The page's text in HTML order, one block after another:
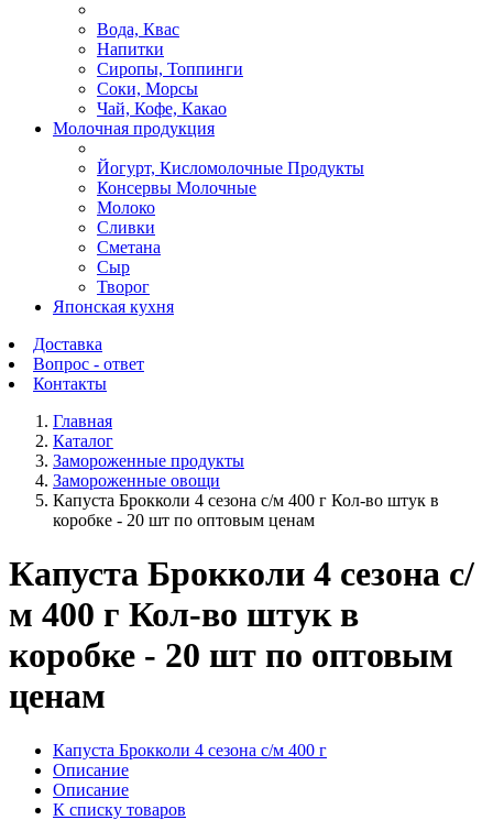
Вода, Квас
Напитки
Сиропы, Топпинги
Соки, Морсы
Чай, Кофе, Какао
Молочная продукция
Йогурт, Кисломолочные Продукты
Консервы Молочные
Молоко
Сливки
Сметана
Сыр
Творог
Японская кухня
Доставка
Вопрос - ответ
Контакты
Главная
Каталог
Замороженные продукты
Замороженные овощи
Капуста Брокколи 4 сезона с/м 400 г Кол-во штук в
коробке - 20 шт по оптовым ценам
Капуста Брокколи 4 сезона с/
м 400 г Кол-во штук в
коробке - 20 шт по оптовым
ценам
Капуста Брокколи 4 сезона с/м 400 г
Описание
Описание
К списку товаров